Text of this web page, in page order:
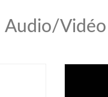
Audio/Vidéo